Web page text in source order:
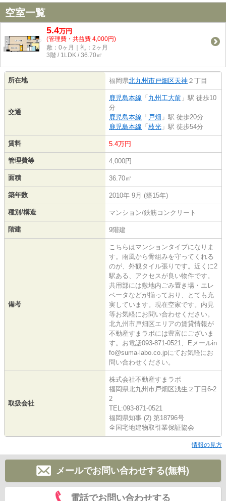
空室一覧
5.4万円
(管理費・共益費 4,000円)
敷：0ヶ月｜礼：2ヶ月
3階 / 1LDK / 36.70㎡
所在地 福岡県北九州市戸畑区天神 ２丁目
交通
鹿児島本線 「 九州工大前 」駅 徒歩10
分
鹿児島本線 「 戸畑 」駅 徒歩20分
鹿児島本線 「 枝光 」駅 徒歩54分
賃料 5.4万円
管理費等 4,000円
面積 36.70㎡
築年数 2010年 9月 (築15年)
種別/構造 マンション/鉄筋コンクリート
階建 9階建
備考
こちらはマンションタイプになりま
す。雨風から骨組みを守ってくれる
のが、外観タイル張りです。近くに2
駅ある、アクセスが良い物件です。
共用部には敷地内ごみ置き場・エレ
ベータなどが揃っており、とても充
実しています。現在空家です。内見
等お気軽にお問い合わせください。
北九州市戸畑区エリアの賃貸情報が
不動産すまラボには豊富にございま
す。お電話093-871-0521、Eメールin
fo@suma-labo.co.jpにてお気軽にお
問い合わせください。
取扱会社
株式会社不動産すまラボ
福岡県北九州市戸畑区浅生２丁目6-2
2
TEL:093-871-0521
福岡県知事 (2) 第18796号
全国宅地建物取引業保証協会
情報の見方
メールでお問い合わせする(無料)
電話でお問い合わせする